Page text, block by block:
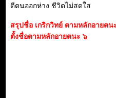
ตีตนออกห่าง ชีวิตไม่สดใส
สรุปชื่อ เกริกวิทย์ ตามหลักอายต
ตั้งชื่อตามหลักอายตนะ ๖